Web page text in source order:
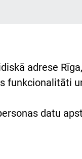
adrese
funkcionalitāti
datu